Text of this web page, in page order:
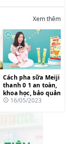
Xem thêm
Cách pha sữa Meiji
thanh 0 1 an toàn,
khoa học, bảo quản
dưỡng chất
16/05/2023